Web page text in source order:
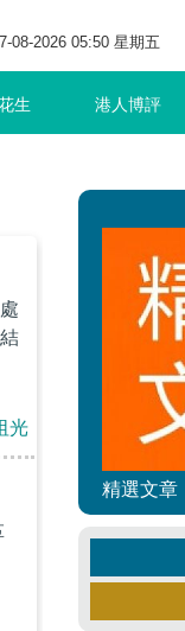
08-2026 05:50 星期五
生 港人博評
光
精選文章